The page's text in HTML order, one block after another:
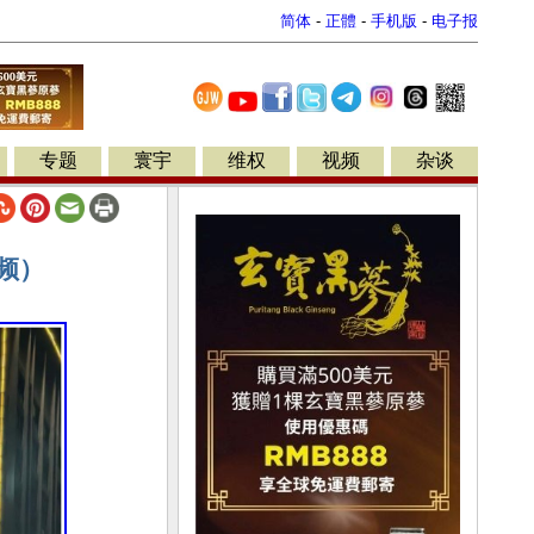
简体 - 正體 - 手机版 - 电子报
专题 寰宇 维权 视频 杂谈
）